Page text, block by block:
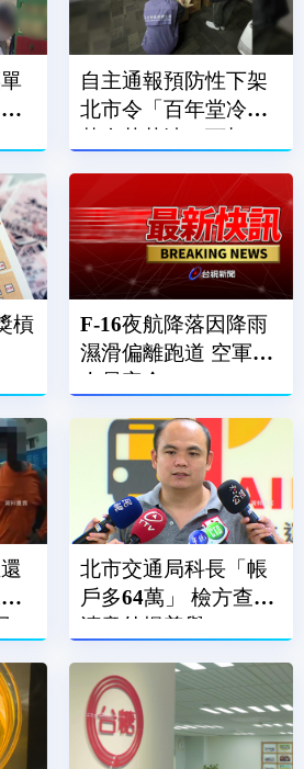
自主通報預防性下架
北市令「百年堂冷壓
黃金苦茶油」下架
槓
F-16夜航降落因降雨
濕滑偏離跑道 空軍：
人員安全
北市交通局科長「帳
戶多64萬」 檢方查貪
瀆意外揭善舉